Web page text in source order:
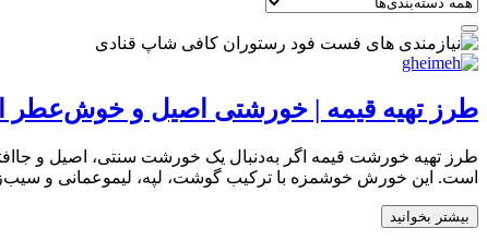
طرز تهیه قیمه | خورشتی اصیل و خوش‌عطر
طرز تهیه خورشت قیمه اگر به‌دنبال یک خورشت سنتی، اصیل و
است. این خورش خوشمزه با ترکیب گوشت، لپه، لیموعمانی و
بیشتر بخوانید